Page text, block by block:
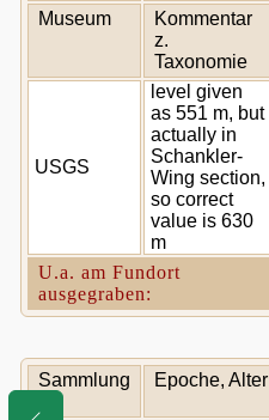
Museum
Kommentar
z.
Taxonomie
USGS
level given
as 551 m, but
actually in
Schankler-
Wing section,
so correct
value is 630
m
U.a. am Fundort
ausgegraben:
Sammlung Epoche, Alter